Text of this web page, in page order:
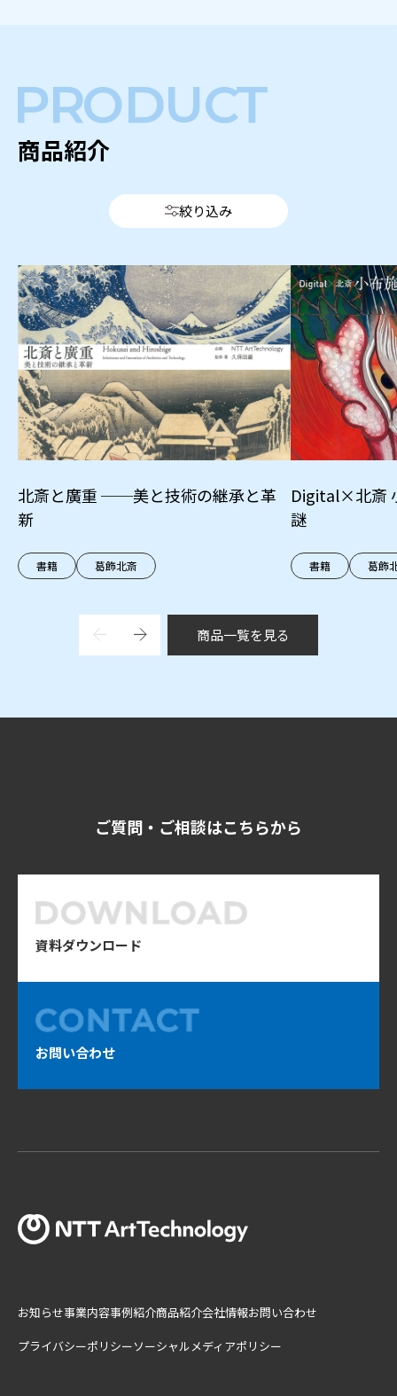
商品紹介
絞り込み
北斎と廣重 ──美と技術の継承と革
新
書籍 葛飾北斎
Digital×北斎
謎
書籍 葛飾
商品一覧を見る
ご質問・ご相談はこちらから
資料ダウンロード
お問い合わせ
お知らせ事業内容事例紹介商品紹介会社情報お問い合わせ
プライバシーポリシーソーシャルメディアポリシー